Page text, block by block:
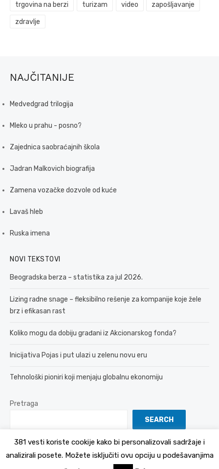
trgovina na berzi turizam video zapošljavanje
zdravlje
NAJČITANIJE
Medvedgrad trilogija
Mleko u prahu - posno?
Zajednica saobraćajnih škola
Jadran Malkovich biografija
Zamena vozačke dozvole od kuće
Lavaš hleb
Ruska imena
NOVI TEKSTOVI
Beogradska berza – statistika za jul 2026.
Lizing radne snage – fleksibilno rešenje za kompanije koje žele
brz i efikasan rast
Koliko mogu da dobiju građani iz Akcionarskog fonda?
Inicijativa Pojas i put ulazi u zelenu novu eru
Tehnološki pioniri koji menjaju globalnu ekonomiju
Pretraga
SEARCH
Politika Privatnosti
381 vesti koriste cookije kako bi personalizovali sadržaje i
analizirali posete. Možete isključiti ovu opciju u podešavanjima